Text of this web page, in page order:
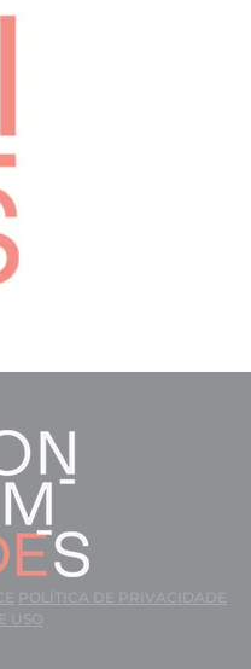
POLÍTICA DE PRIVACIDADE
USO